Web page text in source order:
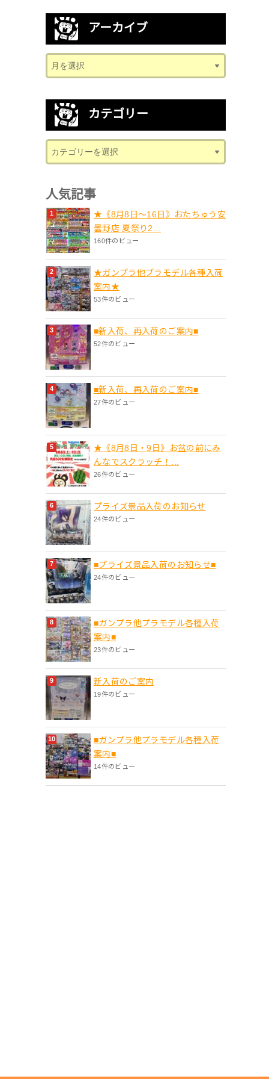
アーカイブ
カテゴリー
人気記事
★《8月8日～16日》おたちゅう安
曇野店 夏祭り2...
160件のビュー
★ガンプラ他プラモデル各種入荷
案内★
53件のビュー
■新入荷、再入荷のご案内■
52件のビュー
■新入荷、再入荷のご案内■
27件のビュー
★《8月8日・9日》お盆の前にみ
んなでスクラッチ！...
26件のビュー
プライズ景品入荷のお知らせ
24件のビュー
■プライズ景品入荷のお知らせ■
24件のビュー
■ガンプラ他プラモデル各種入荷
案内■
23件のビュー
新入荷のご案内
19件のビュー
■ガンプラ他プラモデル各種入荷
案内■
14件のビュー